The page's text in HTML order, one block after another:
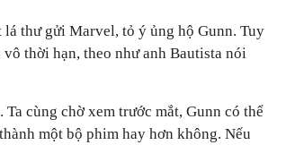
thư gửi Marvel, tỏ ý ủng hộ Gunn. Tuy
thời hạn, theo như anh Bautista nói
cùng chờ xem trước mắt, Gunn có thể
một bộ phim hay hơn không. Nếu